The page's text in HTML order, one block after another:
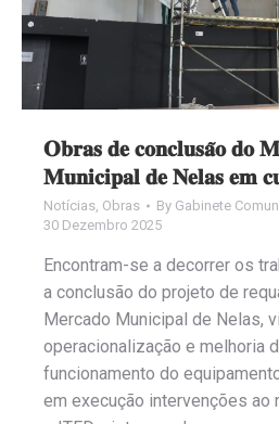
𝐎𝐛𝐫𝐚𝐬 𝐝𝐞 𝐜𝐨𝐧𝐜𝐥𝐮𝐬𝐚̃𝐨 𝐝𝐨
𝐌𝐮𝐧𝐢𝐜𝐢𝐩𝐚𝐥 𝐝𝐞 𝐍𝐞𝐥𝐚𝐬 𝐞𝐦
Notícias Obras By Gabinete
30 Dezembro 2025
Encontram-se a decorrer os
a conclusão do projeto de
Mercado Municipal de Nelas,
operacionalização e melhoria
funcionamento do
em execução intervenções ao